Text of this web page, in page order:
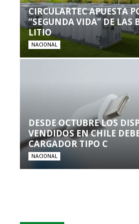
CIRCULARTEC APUESTA
“SEGUNDA VIDA” DE LAS
LITIO
NACIONAL
DESDE OCTUBRE LOS
VENDIDOS EN CHILE
CARGADOR TIPO C
NACIONAL